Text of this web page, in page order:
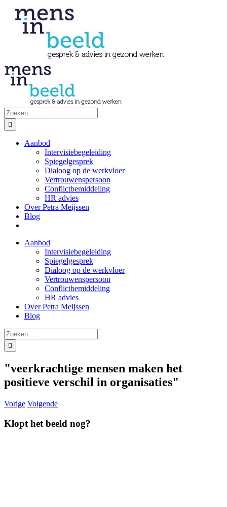
naar
inhoud
Zoeken
naar:
Aanbod
Intervisiebegeleiding
Spiegelgesprek
Dialoog op de werkvloer
Vertrouwenspersoon
Conflictbemiddeling
HR advies
Over Petra Meijssen
Blog
Aanbod
Intervisiebegeleiding
Spiegelgesprek
Dialoog op de werkvloer
Vertrouwenspersoon
Conflictbemiddeling
HR advies
Over Petra Meijssen
Blog
Zoeken
naar:
"veerkrachtige mensen maken het
positieve verschil in organisaties"
Vorige Volgende
Klopt het beeld nog?